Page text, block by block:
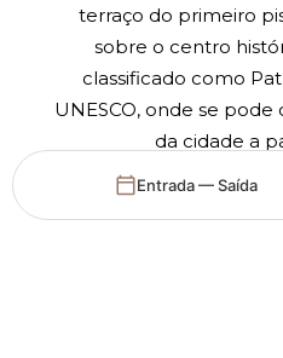
Entrada — Saída
terraço do primeiro
sobre o centro
classificado como
UNESCO, onde se
da cidade a